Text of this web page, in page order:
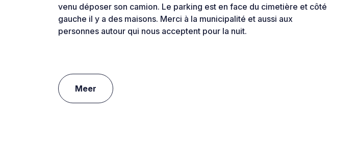
venu déposer son camion. Le parking est en face du cimetière et côté
gauche il y a des maisons. Merci à la municipalité et aussi aux
personnes autour qui nous acceptent pour la nuit.
Meer